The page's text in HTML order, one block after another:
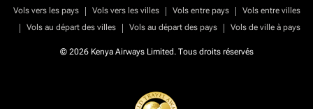
Vols vers les pays | Vols vers les villes | Vols entre pays |
Vols entre villes
|
Vols au départ des villes | Vols au départ des pays | Vols de ville à pays
© 2026 Kenya Airways Limited. Tous droits réservés